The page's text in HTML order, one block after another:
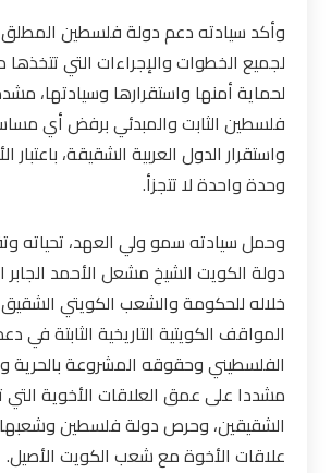
وأكد سيادته دعم دولة فلسطين
لجميع الخطوات والإجراءات التي تتخذها
لحماية أمنها واستقرارها وسيادتها،
فلسطين الثابت والمبدئي برفض أي
واستقرار الدول العربية الشقيقة، باعتبار
وحدة واحدة لا تتجزأ.
وحمل سيادته سمو ولي العهد، تحياته
دولة الكويت الشيخ مشعل الأحمد الجابر
خلاله للحكومة والشعب الكويتي
المواقف الكويتية التاريخية الثابتة في
الفلسطيني وحقوقه المشروعة بالحرية
مشددا على عمق العلاقات الأخوية التي
الشقيقين، وحرص دولة فلسطين وشعبها
علاقات الأخوة مع شعب الكويت الأصيل.